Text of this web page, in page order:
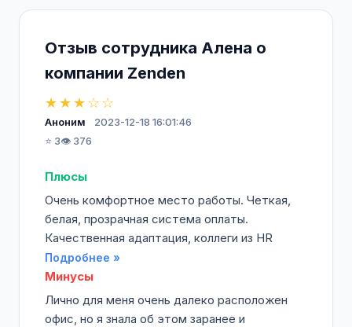
Отзыв сотрудника Алена о
компании Zenden
★★★☆☆
Аноним
2023-12-18 16:01:46
⭐ 3👁️ 376
Плюсы
Очень комфортное место работы. Четкая,
белая, прозрачная система оплаты.
Качественная адаптация, коллеги из HR
Подробнее »
Минусы
Лично для меня очень далеко расположен
офис, но я знала об этом заранее и